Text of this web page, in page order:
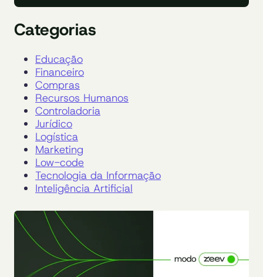
Categorias
Educação
Financeiro
Compras
Recursos Humanos
Controladoria
Jurídico
Logística
Marketing
Low-code
Tecnologia da Informação
Inteligência Artificial